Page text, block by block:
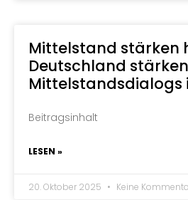
Mittelstand stärken
Deutschland
Mittelstandsdialogs
Beitragsinhalt
LESEN »
20. Oktober 2025 Keine